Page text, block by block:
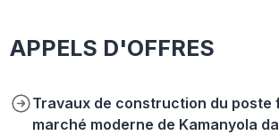
APPELS D'OFFRES
Travaux de construction du poste
marché moderne de Kamanyola